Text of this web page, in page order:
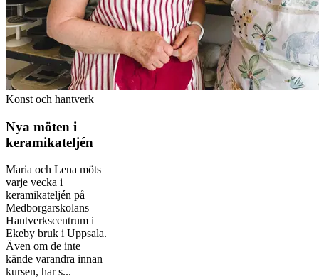
Konst och hantverk
Nya möten i
keramikateljén
Maria och Lena möts
varje vecka i
keramikateljén på
Medborgarskolans
Hantverkscentrum i
Ekeby bruk i Uppsala.
Även om de inte
kände varandra innan
kursen, har s...